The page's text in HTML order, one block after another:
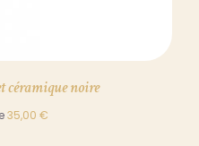
céramique noire
35,00 €